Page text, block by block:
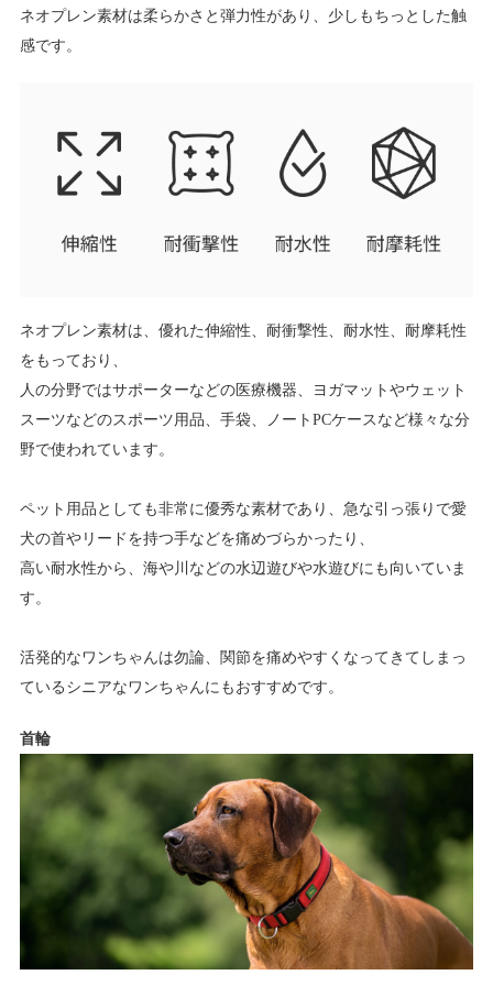
ネオプレン素材は柔らかさと弾力性があり、少しもちっとした触
感です。
ネオプレン素材は、優れた伸縮性、耐衝撃性、耐水性、耐摩耗性
をもっており、
人の分野ではサポーターなどの医療機器、ヨガマットやウェット
スーツなどのスポーツ用品、手袋、ノートPCケースなど様々な分
野で使われています。
ペット用品としても非常に優秀な素材であり、急な引っ張りで愛
犬の首やリードを持つ手などを痛めづらかったり、
高い耐水性から、海や川などの水辺遊びや水遊びにも向いていま
す。
活発的なワンちゃんは勿論、関節を痛めやすくなってきてしまっ
ているシニアなワンちゃんにもおすすめです。
首輪